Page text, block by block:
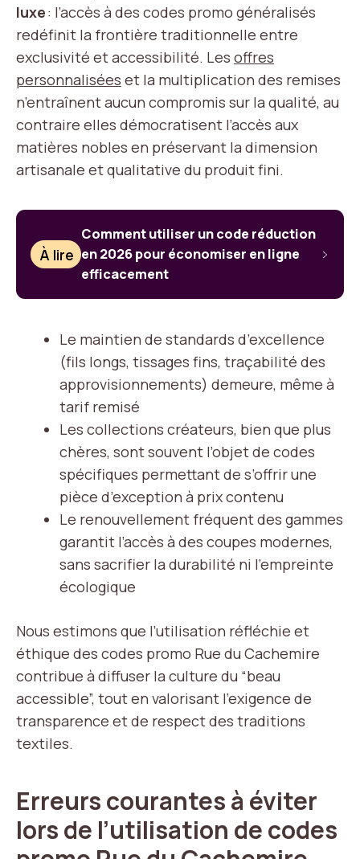
luxe: l’accès à des codes promo généralisés
redéfinit la frontière traditionnelle entre
exclusivité et accessibilité. Les offres
personnalisées et la multiplication des remises
n’entraînent aucun compromis sur la qualité, au
contraire elles démocratisent l’accès aux
matières nobles en préservant la dimension
artisanale et qualitative du produit fini.
À lire
Comment utiliser un code réduction
en 2026 pour économiser en ligne
efficacement
Le maintien de standards d’excellence
(fils longs, tissages fins, traçabilité des
approvisionnements) demeure, même à
tarif remisé
Les collections créateurs, bien que plus
chères, sont souvent l’objet de codes
spécifiques permettant de s’offrir une
pièce d’exception à prix contenu
Le renouvellement fréquent des gammes
garantit l’accès à des coupes modernes,
sans sacrifier la durabilité ni l’empreinte
écologique
Nous estimons que l’utilisation réfléchie et
éthique des codes promo Rue du Cachemire
contribue à diffuser la culture du “beau
accessible”, tout en valorisant l’exigence de
transparence et de respect des traditions
textiles.
Erreurs courantes à éviter
lors de l’utilisation de codes